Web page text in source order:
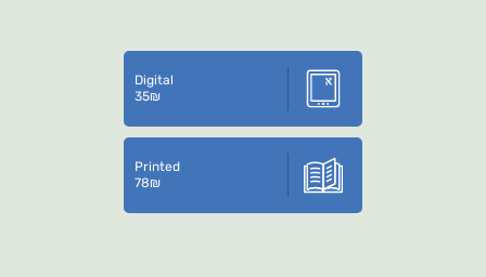
Digital
35₪
Printed
78₪